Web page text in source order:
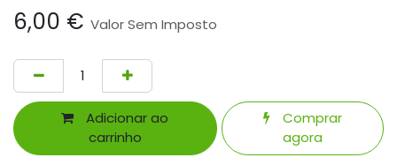
6,00 € Valor Sem Imposto
Adicionar ao
carrinho
Comprar
agora